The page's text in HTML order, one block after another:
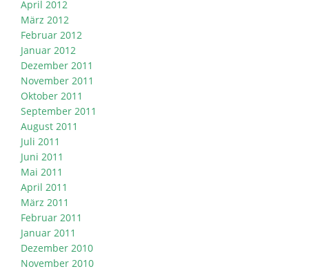
April 2012
März 2012
Februar 2012
Januar 2012
Dezember 2011
November 2011
Oktober 2011
September 2011
August 2011
Juli 2011
Juni 2011
Mai 2011
April 2011
März 2011
Februar 2011
Januar 2011
Dezember 2010
November 2010